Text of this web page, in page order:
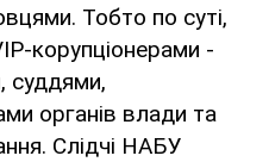
Тобто по суті,
корупціонерами -
суддями,
органів влади та
Слідчі НАБУ